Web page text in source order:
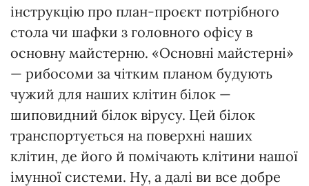
інструкцію про план-проєкт потрібного
стола чи шафки з головного офісу в
основну майстерню. «Основні майстерні»
— рибосоми за чітким планом будують
чужий для наших клітин білок —
шиповидний білок вірусу. Цей білок
транспортується на поверхні наших
клітин, де його й помічають клітини нашої
імунної системи. Ну, а далі ви все добре